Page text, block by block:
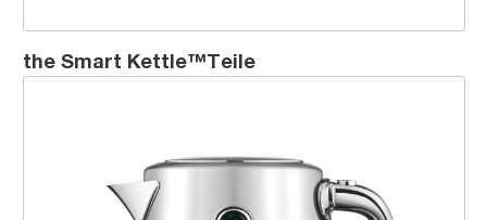
the Smart Kettle™Teile
the Soft Top™ Luxe